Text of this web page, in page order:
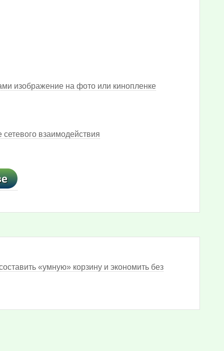
изображение на фото или кинопленке
взаимодействия
«умную» корзину и экономить без